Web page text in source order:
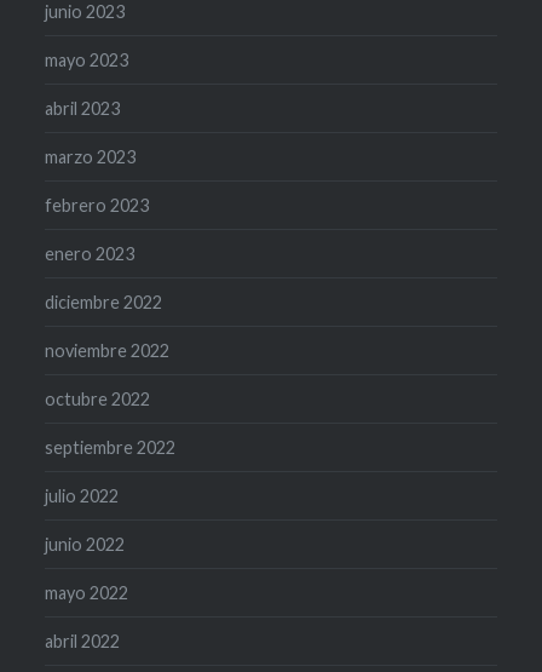
junio 2023
mayo 2023
abril 2023
marzo 2023
febrero 2023
enero 2023
diciembre 2022
noviembre 2022
octubre 2022
septiembre 2022
julio 2022
junio 2022
mayo 2022
abril 2022